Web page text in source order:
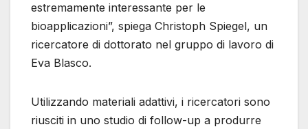
estremamente interessante per le
bioapplicazioni”, spiega Christoph Spiegel, un
ricercatore di dottorato nel gruppo di lavoro di
Eva Blasco.
Utilizzando materiali adattivi, i ricercatori sono
riusciti in uno studio di follow-up a produrre